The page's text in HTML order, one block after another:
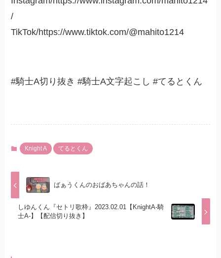
/
TikTok/https://www.tiktok.com/@mahito1214
#騎士A切り抜き #騎士A文字起こし #てるとくん
Knight A てるとくん
ばぁうくんのおばあちゃんの話！
しゆんくん『セトリ歌枠』2023.02.01【KnightA-騎
士A-】【配信切り抜き】